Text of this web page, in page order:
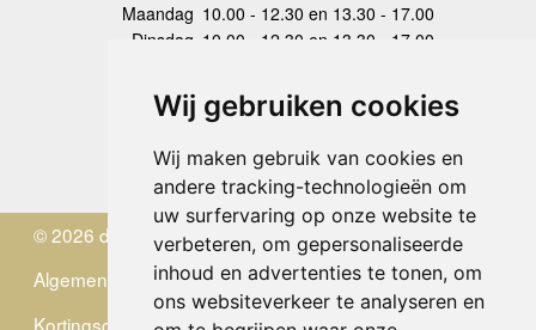
Wij gebruiken cookies
Wij maken gebruik van cookies en
andere tracking-technologieën om
uw surfervaring op onze website te
verbeteren, om gepersonaliseerde
inhoud en advertenties te tonen, om
ons websiteverkeer te analyseren en
Maandag 10.00 - 12.30 en 13.30 - 17.00
Dinsdag 10.00 - 12.30 en 13.30 - 17.00
Donderdag
10.00 - 12.30 en 13.30 - 17.00
Vrijdag 10.00 - 12.30 en 13.30 - 17.00
Zaterdag
gesloten
Zondag gesloten
© 2026 de Zwerver
Algemene Voorwaarden
Kortingscode